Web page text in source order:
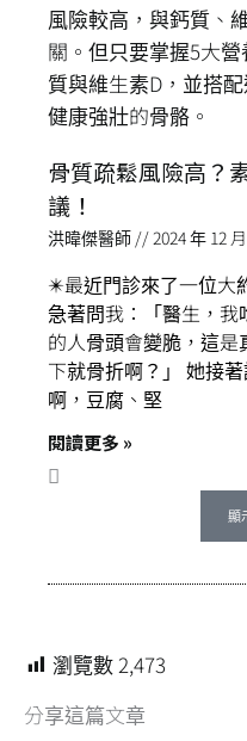
骨質疏鬆風險高？
議！
洪暐傑醫師 2024 年 12
✴️最近門診來了一位大
急著問我：「醫生，
的人骨頭會變脆，這
下就骨折啊？」 她接
啊，豆腐、堅
閱讀更多 »
顯
瀏覽數 2,473
分享這篇文章